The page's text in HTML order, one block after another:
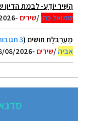
הַשִּׁיר יוֹדֵעַ- לבמת הדיון
שמואל כהן/שירים -08/08/2026 08:20
מַעַרְבֹּלֶת חוּשִׁים (3 תגובות
אביה/שירים -08/08/2026 07:27